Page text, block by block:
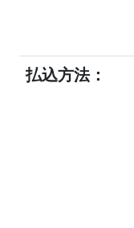
払込方法：